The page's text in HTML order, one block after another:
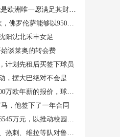
一愿满足其财务要求的地方
伦萨能够以950万欧买断
阳沈北禾丰女足
谈莱奥的转会费
计划先租后买签下球员
绝对不会是我的执教风格
薪的报价，球员成为赢家
，他签下了一年合同
元，以推动校园足球发展
维拉等队对鲁杰里的报价